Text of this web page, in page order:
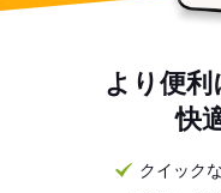
より便
快
クイック